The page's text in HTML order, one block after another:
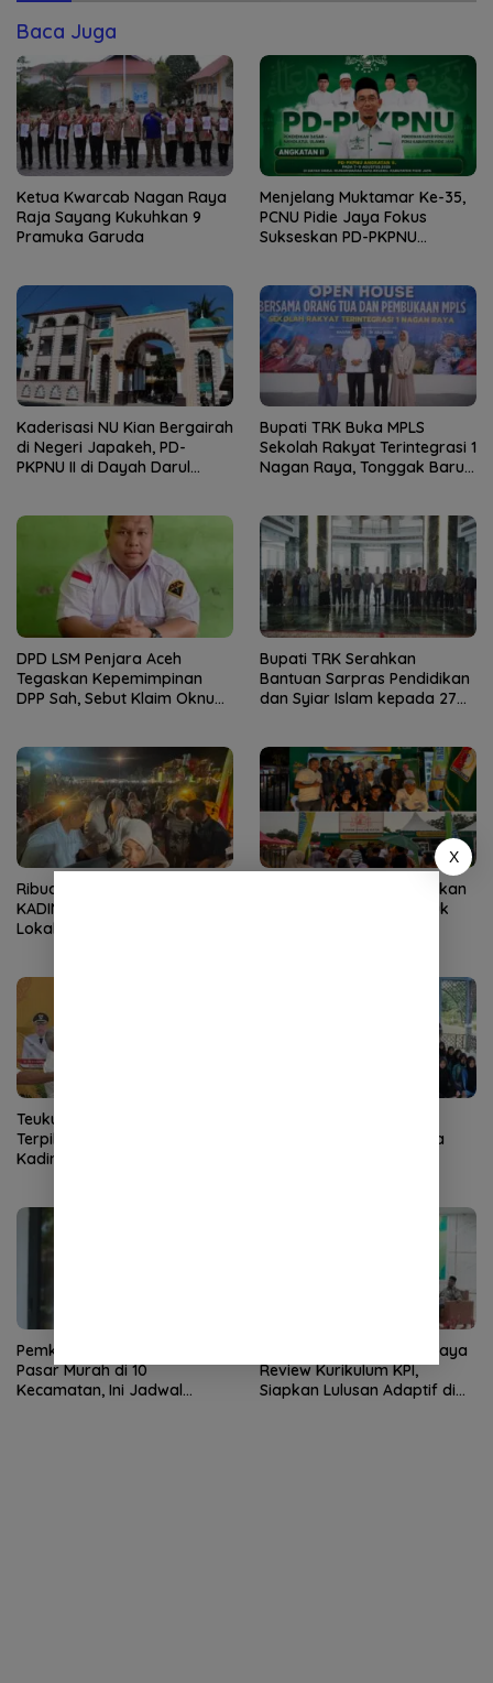
Baca Juga
Ketua Kwarcab Nagan Raya
Raja Sayang Kukuhkan 9
Pramuka Garuda
Menjelang Muktamar Ke-35,
PCNU Pidie Jaya Fokus
Sukseskan PD-PKPNU
Kaderisasi NU Kian Bergairah
di Negeri Japakeh, PD-
PKPNU II di Dayah Darul
Bupati TRK Buka MPLS
Sekolah Rakyat Terintegrasi 1
Nagan Raya, Tonggak Baru
DPD LSM Penjara Aceh
Tegaskan Kepemimpinan
DPP Sah, Sebut Klaim Oknum
Publik
Bupati TRK Serahkan
Bantuan Sarpras Pendidikan
dan Syiar Islam kepada 27
Ribuan Warga Padati Stand
KADIN Nagan Raya, Durian
Lokal Ludes Dibagikan pada
KADIN Nagan Raya Bagikan
Durian dan Ketupat untuk
Teuku Raja Yordan S. Habib
Terpilih Aklamasi Pimpin
Kadin Nagan Raya Periode
Kesbangpol Nagan Raya
Pemkab Nagan Raya Gelar
Pasar Murah di 10
Kecamatan, Ini Jadwal
IAI Ummul Ayman Pidie Jaya
Review Kurikulum KPI,
Siapkan Lulusan Adaptif di
X